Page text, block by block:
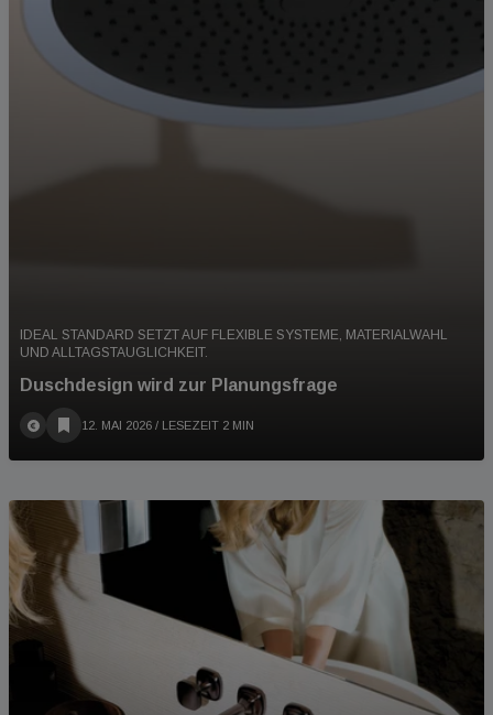
IDEAL STANDARD SETZT AUF FLEXIBLE SYSTEME, MATERIALWAHL
UND ALLTAGSTAUGLICHKEIT.
Duschdesign wird zur Planungsfrage
12. MAI 2026 / LESEZEIT 2 MIN